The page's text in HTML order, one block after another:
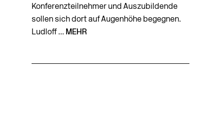
Konferenzteilnehmer und Auszubildende
sollen sich dort auf Augenhöhe begegnen.
Ludloff ... MEHR